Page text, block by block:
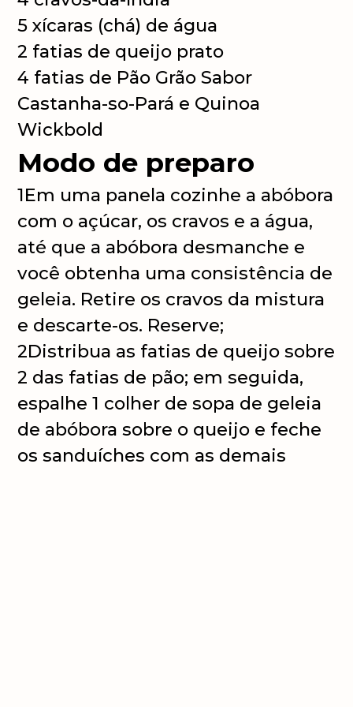
5 xícaras (chá) de água
2 fatias de queijo prato
4 fatias de Pão Grão Sabor
Castanha-so-Pará e Quinoa
Wickbold
Modo de preparo
1Em uma panela cozinhe a abóbora
com o açúcar, os cravos e a água,
até que a abóbora desmanche e
você obtenha uma consistência de
geleia. Retire os cravos da mistura
e descarte-os. Reserve;
2Distribua as fatias de queijo sobre
2 das fatias de pão; em seguida,
espalhe 1 colher de sopa de geleia
de abóbora sobre o queijo e feche
os sanduíches com as demais